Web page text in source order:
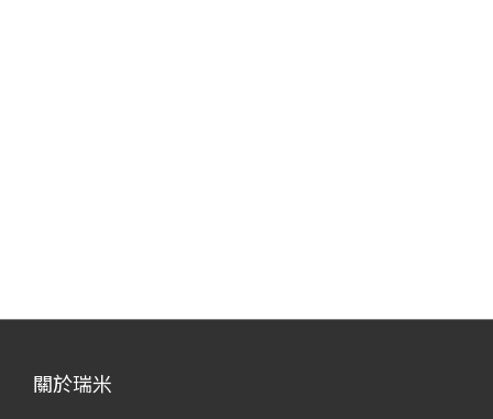
關於瑞米